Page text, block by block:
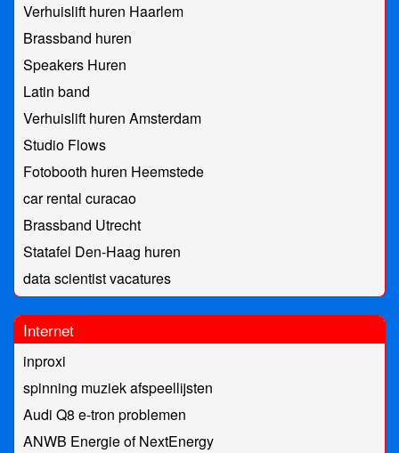
Verhuislift huren Haarlem
Brassband huren
Speakers Huren
Latin band
Verhuislift huren Amsterdam
Studio Flows
Fotobooth huren Heemstede
car rental curacao
Brassband Utrecht
Statafel Den-Haag huren
data scientist vacatures
Internet
inproxi
spinning muziek afspeellijsten
Audi Q8 e-tron problemen
ANWB Energie of NextEnergy